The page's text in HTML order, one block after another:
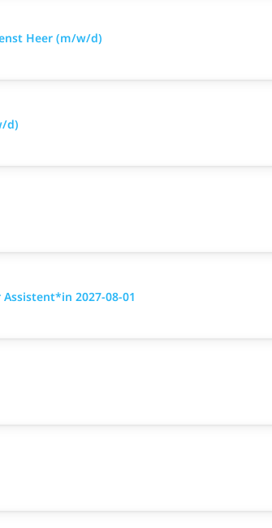
Heer (m/w/d)
d)
2027-08-01